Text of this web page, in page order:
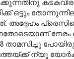
ഒട്ടും
അദ്ദേഹം
താമസിച്ചു
ന്യൂ